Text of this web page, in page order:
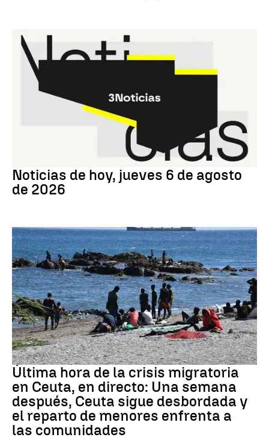
Noticias de hoy, jueves 6 de agosto
de 2026
Crisis migratoria
Última hora de la crisis migratoria
en Ceuta, en directo: Una semana
después, Ceuta sigue desbordada y
el reparto de menores enfrenta a
las comunidades